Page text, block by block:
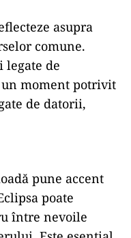
asupra
comune.
legate de
moment potrivit
de datorii,
pune accent
poate
între nevoile